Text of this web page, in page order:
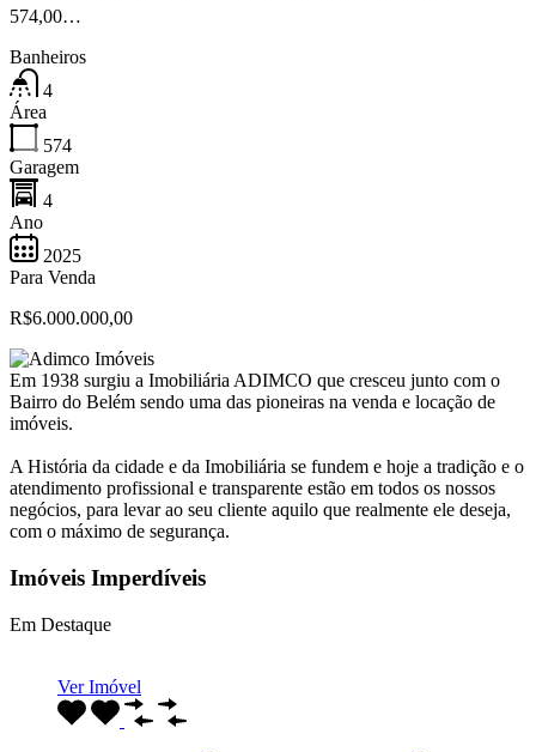
574,00…
Banheiros
4
Área
574
Garagem
4
Ano
2025
Para Venda
R$6.000.000,00
Em 1938 surgiu a Imobiliária ADIMCO que cresceu junto com o
Bairro do Belém sendo uma das pioneiras na venda e locação de
imóveis.
A História da cidade e da Imobiliária se fundem e hoje a tradição e o
atendimento profissional e transparente estão em todos os nossos
negócios, para levar ao seu cliente aquilo que realmente ele deseja,
com o máximo de segurança.
Imóveis Imperdíveis
Em Destaque
Ver Imóvel